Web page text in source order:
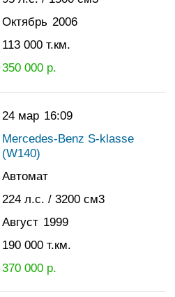
Октябрь 2006
113 000 т.км.
350 000р.
24 мар 16:09
Mercedes-Benz S-klasse
(W140)
Автомат
224 л.с. / 3200 см3
Август 1999
190 000 т.км.
370 000р.